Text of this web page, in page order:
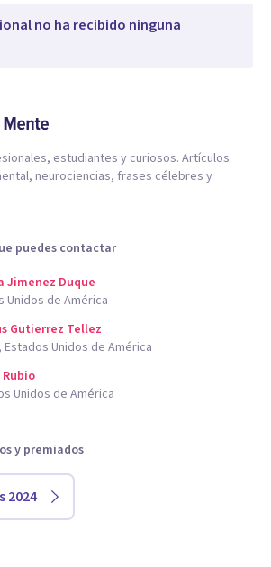
no ha recibido ninguna
estudiantes y curiosos. Artículos
neurociencias, frases célebres y
puedes contactar
Jimenez Duque
Unidos de América
Gutierrez Tellez
Estados Unidos de América
Unidos de América
y premiados
2024